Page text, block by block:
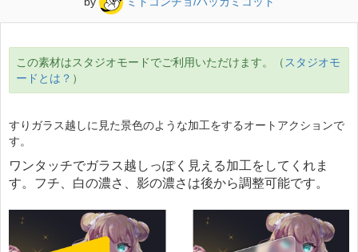
この素材はスタジオモードでご利用いただけます。（ スタジオモ
ードとは？ ）
すりガラス越しに見た景色のような加工をするオートアクションで
す。
ワンタッチでガラス越しっぽく見える加工をしてくれま
す。フチ、白の濃さ、影の濃さは後から調整可能です。